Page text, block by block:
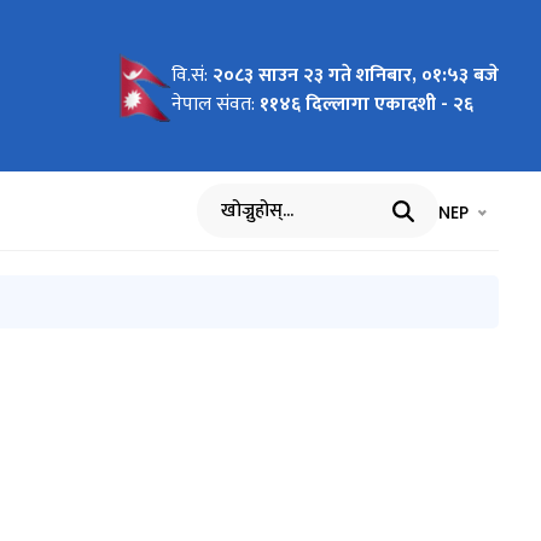
वन
वि.सं: २०८३ साउन २३ गते शनिबार, ०१:५३ बजे
नेपाल संवत: ११४६ दिल्लागा एकादशी - २६
खोज्नुहोस् भाषा चयन
NEP